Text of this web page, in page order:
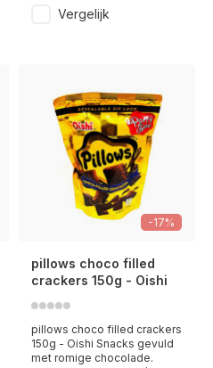
Vergelijk
-17%
pillows choco filled
crackers 150g - Oishi
pillows choco filled crackers
150g - Oishi Snacks gevuld
met romige chocolade.